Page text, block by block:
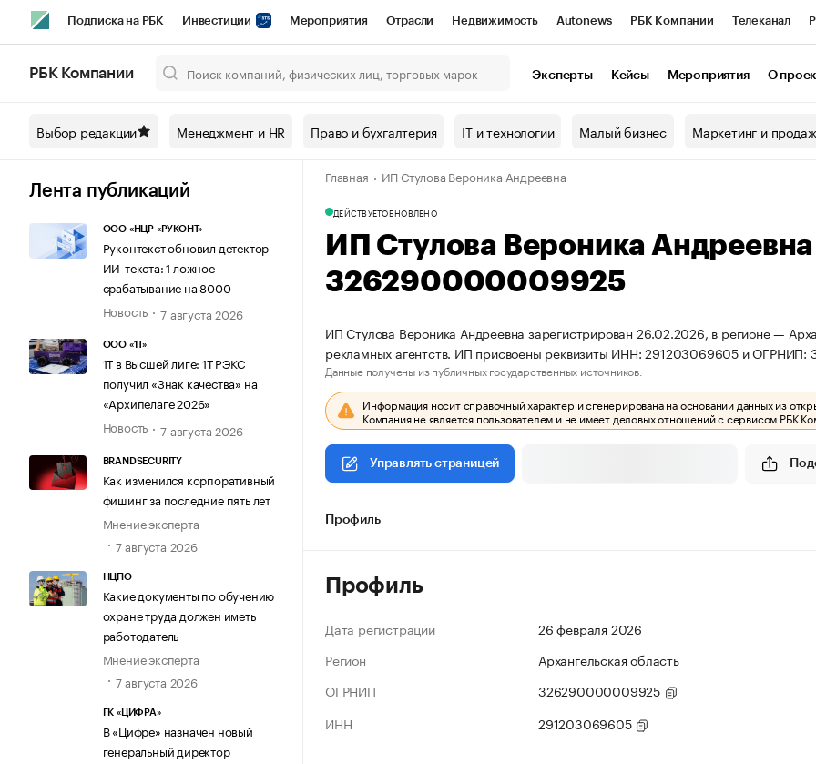
Подписка на РБК Инвестиции Мероприятия Отрасли Недвижимость Autonews РБК Компании Телеканал
Спецпроекты СПб Конференции СПб Спецпроекты Проверка контрагентов
Технологии и медиа Рынок наличной валюты
РБК Компании Эксперты Кейсы Мероприятия О
Выбор редакции Менеджмент и HR Право и бухгалтерия IT и технологии Малый бизнес Маркетинг и
Лента публикаций
ООО «НЦР «РУКОНТ»
Руконтекст обновил детектор
ИИ-текста: 1 ложное
срабатывание на 8000
Новость
7 августа 2026
ООО «1Т»
1Т в Высшей лиге: 1Т РЭКС
получил «Знак качества» на
«Архипелаге 2026»
Новость
7 августа 2026
BRANDSECURITY
Как изменился корпоративный
фишинг за последние пять лет
Мнение эксперта
7 августа 2026
НЦПО
Какие документы по обучению
охране труда должен иметь
работодатель
Мнение эксперта
7 августа 2026
ГК «ЦИФРА»
В «Цифре» назначен новый
генеральный директор
Главная ИП Стулова Вероника Андреевна
ДЕЙСТВУЕТОБНОВЛЕНО
ИП Стулова Вероника
326290000009925
ИП Стулова Вероника Андреевна зарегистрирован 26.02.2026, в регионе —
рекламных агентств. ИП присвоены реквизиты ИНН: 291203069605 и
Данные получены из публичных государственных источников.
Информация носит справочный характер и сгенерирована на основании данных из
Компания не является пользователем и не имеет деловых отношений с сервисом РБК
Управлять страницей
Профиль
Профиль
Дата регистрации
26 февраля 2026
Регион
Архангельская область
ОГРНИП
326290000009925
ИНН
291203069605